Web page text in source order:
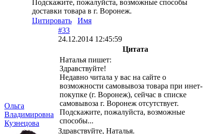
Подскажите, пожалуйста, возможные способы
доставки товара в г. Воронеж.
Цитировать
Имя
Ольга
Владимировна
Кузнецова
#33
24.12.2014 12:45:59
Цитата
Наталья пишет:
Здравствуйте!
Недавно читала у вас на сайте о
возможности самовывоза товара при инет-
покупке (г. Воронеж), сейчас в списке
самовывоза г. Воронеж отсутствует.
Подскажите, пожалуйста, возможные
способы...
Здравствуйте, Наталья.